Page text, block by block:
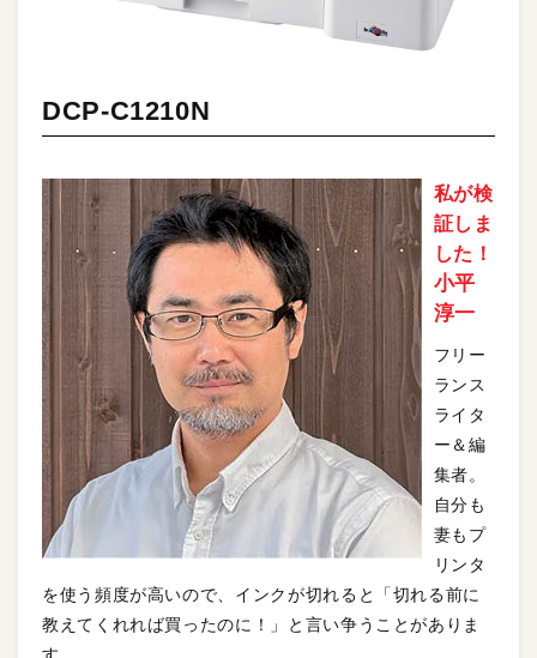
DCP-C1210N
私が検
証しま
した！
小平
淳一
フリー
ランス
ライタ
ー＆編
集者。
自分も
妻もプ
リンタ
を使う頻度が高いので、インクが切れると「切れる前に
教えてくれれば買ったのに！」と言い争うことがありま